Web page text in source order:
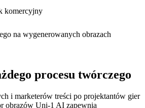
komercyjny
na wygenerowanych obrazach
procesu twórczego
i marketerów treści po projektantów gier
obrazów Uni-1 AI zapewnia